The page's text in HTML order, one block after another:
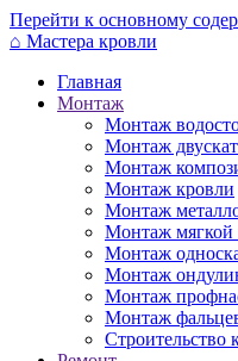
Перейти к основному
⌂ Мастера кровли
Главная
Монтаж
Монтаж
Монтаж
Монтаж
Монтаж кровли
Монтаж
Монтаж мягкой
Монтаж
Монтаж
Монтаж
Монтаж
Строительство